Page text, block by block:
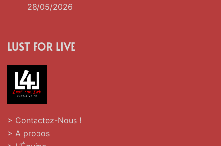
28/05/2026
LUST FOR LIVE
> Contactez-Nous !
> A propos